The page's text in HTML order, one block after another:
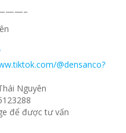
@densanco?
Nguyên
để được tư vấn